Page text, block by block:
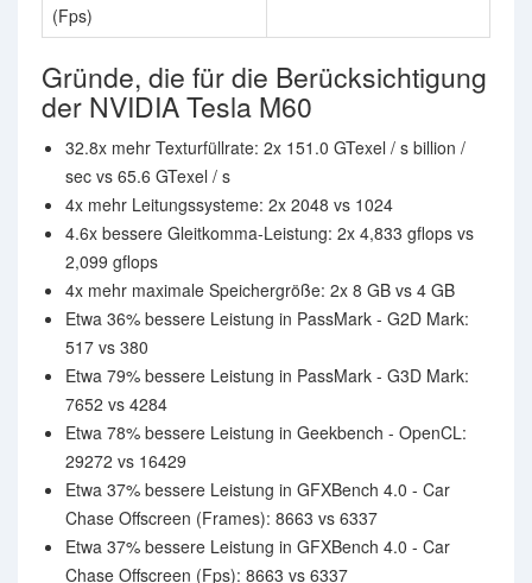
(Fps)
Gründe, die für die Berücksichtigung
der NVIDIA Tesla M60
32.8x mehr Texturfüllrate: 2x 151.0 GTexel / s billion /
sec vs 65.6 GTexel / s
4x mehr Leitungssysteme: 2x 2048 vs 1024
4.6x bessere Gleitkomma-Leistung: 2x 4,833 gflops vs
2,099 gflops
4x mehr maximale Speichergröße: 2x 8 GB vs 4 GB
Etwa 36% bessere Leistung in PassMark - G2D Mark:
517 vs 380
Etwa 79% bessere Leistung in PassMark - G3D Mark:
7652 vs 4284
Etwa 78% bessere Leistung in Geekbench - OpenCL:
29272 vs 16429
Etwa 37% bessere Leistung in GFXBench 4.0 - Car
Chase Offscreen (Frames): 8663 vs 6337
Etwa 37% bessere Leistung in GFXBench 4.0 - Car
Chase Offscreen (Fps): 8663 vs 6337